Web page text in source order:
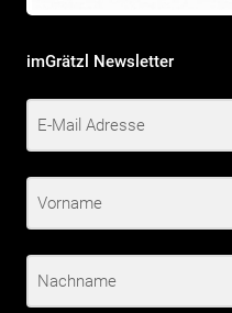
imGrätzl Newsletter